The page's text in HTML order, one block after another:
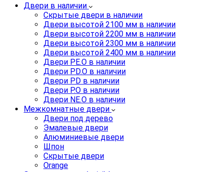
Двери в наличии
Скрытые двери в наличии
Двери высотой 2100 мм в наличии
Двери высотой 2200 мм в наличии
Двери высотой 2300 мм в наличии
Двери высотой 2400 мм в наличии
Двери PE.O в наличии
Двери PD.O в наличии
Двери PD в наличии
Двери P.O в наличии
Двери NE.O в наличии
Межкомнатные двери
Двери под дерево
Эмалевые двери
Алюминиевые двери
Шпон
Скрытые двери
Orange